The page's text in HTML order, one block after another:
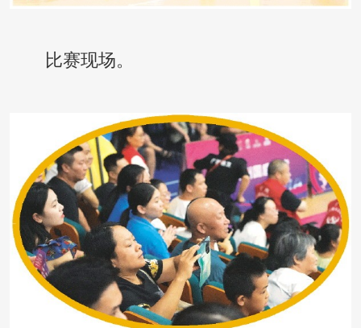
比赛现场。